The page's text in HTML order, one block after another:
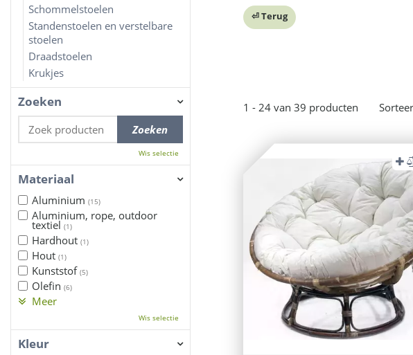
⏎ Terug
1 - 24 van 39 producten
Schommelstoelen
Standenstoelen en verstelbare
stoelen
Draadstoelen
Krukjes
Zoeken
Wis selectie
Materiaal
Aluminium (15)
Aluminium, rope, outdoor
textiel (1)
Hardhout (1)
Hout (1)
Kunststof (5)
Olefin (6)
Meer
Wis selectie
Kleur